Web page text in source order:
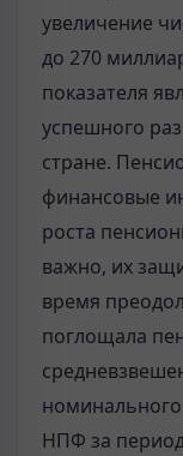
увеличение
до 270
показателя
успешного
стране.
финансовые
роста
важно, их
время
поглощала
НПФ за